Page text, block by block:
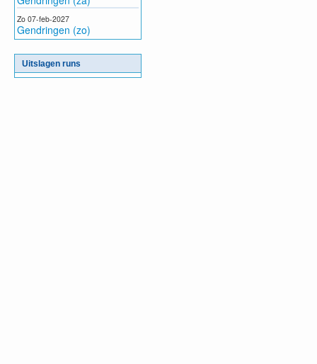
Zo 07-feb-2027
Gendringen (zo)
Uitslagen runs